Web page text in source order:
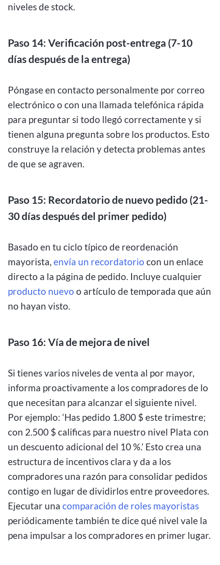
niveles de stock.
Paso 14: Verificación post-entrega (7-10
días después de la entrega)
Póngase en contacto personalmente por correo
electrónico o con una llamada telefónica rápida
para preguntar si todo llegó correctamente y si
tienen alguna pregunta sobre los productos. Esto
construye la relación y detecta problemas antes
de que se agraven.
Paso 15: Recordatorio de nuevo pedido (21-
30 días después del primer pedido)
Basado en tu ciclo típico de reordenación
mayorista, envía un recordatorio con un enlace
directo a la página de pedido. Incluye cualquier
producto nuevo o artículo de temporada que aún
no hayan visto.
Paso 16: Vía de mejora de nivel
Si tienes varios niveles de venta al por mayor,
informa proactivamente a los compradores de lo
que necesitan para alcanzar el siguiente nivel.
Por ejemplo: ‘Has pedido 1.800 $ este trimestre;
con 2.500 $ calificas para nuestro nivel Plata con
un descuento adicional del 10 %.’ Esto crea una
estructura de incentivos clara y da a los
compradores una razón para consolidar pedidos
contigo en lugar de dividirlos entre proveedores.
Ejecutar una comparación de roles mayoristas
periódicamente también te dice qué nivel vale la
pena impulsar a los compradores en primer lugar.